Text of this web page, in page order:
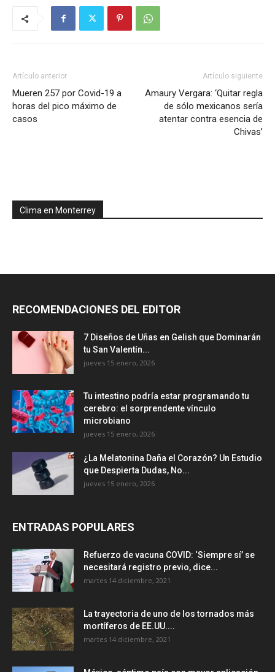
Artículo anterior
Mueren 257 por Covid-19 a
horas del pico máximo de
casos
Artículo siguiente
Amaury Vergara: ‘Quitar regla
de sólo mexicanos sería
atentar contra esencia de
Chivas’
Clima en Monterrey
RECOMENDACIONES DEL EDITOR
7 Diseños de Uñas en Gelish que Dominarán
tu San Valentín...
jueves 15 enero, 2026
Tu intestino podría estar programando tu
cerebro: el sorprendente vínculo
microbiano
jueves 15 enero, 2026
¿La Melatonina Daña el Corazón? Un Estudio
que Despierta Dudas, No...
jueves 15 enero, 2026
ENTRADAS POPULARES
Refuerzo de vacuna COVID: ‘Siempre sí’ se
necesitará registro previo, dice...
martes 14 diciembre, 2021
La trayectoria de uno de los tornados más
mortíferos de EE.UU....
martes 14 diciembre, 2021